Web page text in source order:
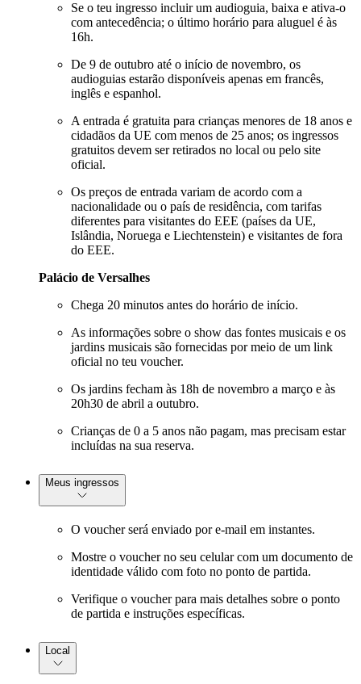
Se o teu ingresso incluir um audioguia, baixa e ativa-o
com antecedência; o último horário para aluguel é às
16h.
De 9 de outubro até o início de novembro, os
audioguias estarão disponíveis apenas em francês,
inglês e espanhol.
A entrada é gratuita para crianças menores de 18 anos e
cidadãos da UE com menos de 25 anos; os ingressos
gratuitos devem ser retirados no local ou pelo site
oficial.
Os preços de entrada variam de acordo com a
nacionalidade ou o país de residência, com tarifas
diferentes para visitantes do EEE (países da UE,
Islândia, Noruega e Liechtenstein) e visitantes de fora
do EEE.
Palácio de Versalhes
Chega 20 minutos antes do horário de início.
As informações sobre o show das fontes musicais e os
jardins musicais são fornecidas por meio de um link
oficial no teu voucher.
Os jardins fecham às 18h de novembro a março e às
20h30 de abril a outubro.
Crianças de 0 a 5 anos não pagam, mas precisam estar
incluídas na sua reserva.
Meus ingressos
O voucher será enviado por e-mail em instantes.
Mostre o voucher no seu celular com um documento de
identidade válido com foto no ponto de partida.
Verifique o voucher para mais detalhes sobre o ponto
de partida e instruções específicas.
Local